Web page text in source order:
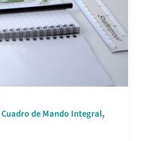
Cuadro de Mando Integral,